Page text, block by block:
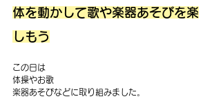
体を動かして歌や楽器あそびを楽
しもう
この日は
体操やお歌
楽器あそびなどに取り組みました。